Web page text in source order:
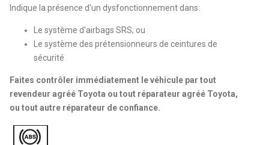
Indique la présence d'un dysfonctionnement dans:
Le système d'airbags SRS; ou
Le système des prétensionneurs de ceintures de
sécurité
Faites contrôler immédiatement le véhicule par tout
revendeur agréé Toyota ou tout réparateur agréé Toyota,
ou tout autre réparateur de confiance.